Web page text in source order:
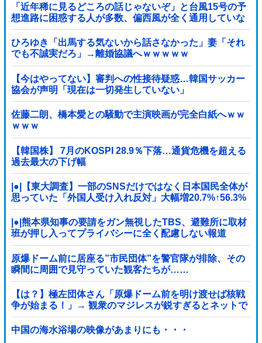
「近年稀に見るどころの話じゃないぞ」と台風15号の予
想進路に困惑する人が多数、偏西風が全く通用していな
いんだけど……他
ひろゆき「出馬する気ないから話さなかった」妻「それ
でも不誠実だろ」→離婚協議へｗｗｗｗｗ
【今はやってない】審判への性接待疑惑…韓国サッカー
協会が声明「現在は一切発生していない」
佐藤二朗、橋本愛との騒動で主演映画が完全白紙へｗｗ
ｗｗｗ
【韓国株】 7月のKOSPI 28.9％下落…通貨危機を超える
過去最大の下げ幅
|●|【東大調査】一部のSNSだけではなく日本国民全体が
思っていた「外国人受け入れ反対」大幅増20.7%↑56.3%
|●|熊本県知事の要請をガン無視したTBS、避難所に取材
班が押し入ってプライバシーに全く配慮しない報道
を……
原爆ドーム前に居座る”市民団体”を警官隊が排除、その
瞬間に周囲で見守っていた観客たちが……
【は？】極左団体さん「原爆ドーム前を明け渡せば核戦
争が始まる！」→ 観衆のマジレスが鋭すぎるとネットで
話題に → ｗｗｗｗｗｗｗｗｗｗｗｗ
中国の海水浴場の映像があまりにも・・・